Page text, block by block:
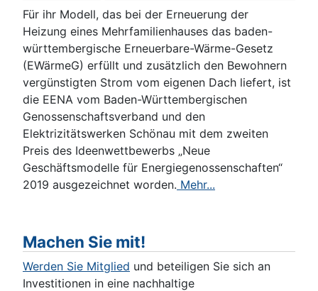
Für ihr Modell, das bei der Erneuerung der
Heizung eines Mehrfamilienhauses das baden-
württembergische Erneuerbare-Wärme-Gesetz
(EWärmeG) erfüllt und zusätzlich den Bewohnern
vergünstigten Strom vom eigenen Dach liefert, ist
die EENA vom Baden-Württembergischen
Genossenschaftsverband und den
Elektrizitätswerken Schönau mit dem zweiten
Preis des Ideenwettbewerbs „Neue
Geschäftsmodelle für Energiegenossenschaften“
2019 ausgezeichnet worden. Mehr...
Machen Sie mit!
Werden Sie Mitglied und beteiligen Sie sich an
Investitionen in eine nachhaltige